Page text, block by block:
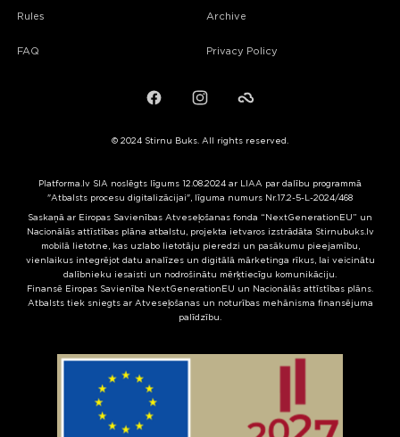
Rules
FAQ
Archive
Privacy Policy
FacebookInstagramFailiem.lv
© 2024 Stirnu Buks. All rights reserved.
Platforma.lv SIA noslēgts līgums 12.08.2024 ar LIAA par dalību programmā
"Atbalsts procesu digitalizācijai", līguma numurs Nr.17.2-5-L-2024/468
Saskaņā ar Eiropas Savienības Atveseļošanas fonda “NextGenerationEU” un
Nacionālās attīstības plāna atbalstu, projekta ietvaros izstrādāta Stirnubuks.lv
mobilā lietotne, kas uzlabo lietotāju pieredzi un pasākumu pieejamību,
vienlaikus integrējot datu analīzes un digitālā mārketinga rīkus, lai veicinātu
dalībnieku iesaisti un nodrošinātu mērķtiecīgu komunikāciju.
Finansē Eiropas Savienība NextGenerationEU un Nacionālās attīstības plāns.
Atbalsts tiek sniegts ar Atveseļošanas un noturības mehānisma finansējuma
palīdzību.